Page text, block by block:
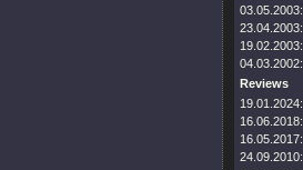
03.05.2003:
23.04.2003:
19.02.2003:
04.03.2002:
Reviews
19.01.2024:
16.06.2018:
16.05.2017:
24.09.2010: